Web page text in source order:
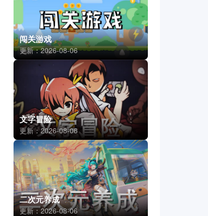
闯关游戏
更新：2026-08-06
文字冒险
更新：2026-08-06
二次元养成
更新：2026-08-06